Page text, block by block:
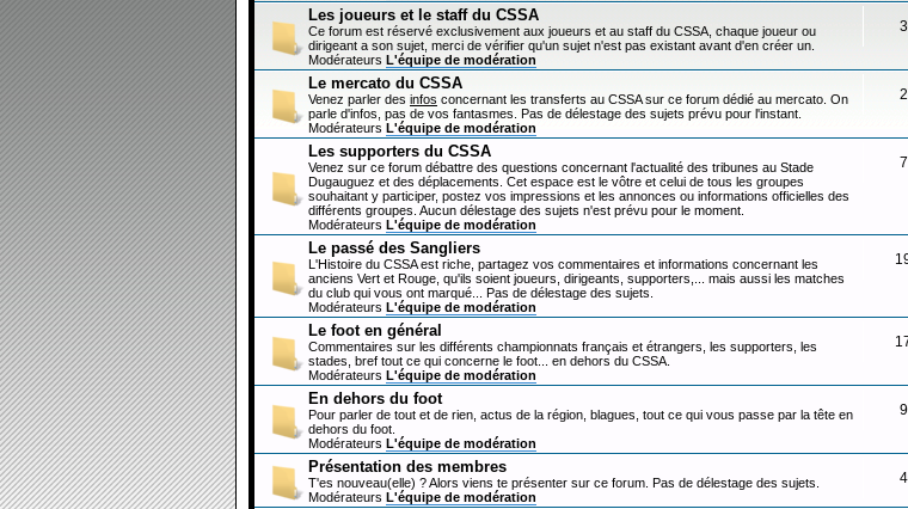
Les joueurs et le staff du CSSA
Ce forum est réservé exclusivement aux joueurs et au staff du CSSA, chaque joueur ou
dirigeant a son sujet, merci de vérifier qu'un sujet n'est pas existant avant d'en créer un.
Modérateurs L'équipe de modération
Le mercato du CSSA
Venez parler des infos concernant les transferts au CSSA sur ce forum dédié au mercato. On
parle d'infos, pas de vos fantasmes. Pas de délestage des sujets prévu pour l'instant.
Modérateurs L'équipe de modération
Les supporters du CSSA
Venez sur ce forum débattre des questions concernant l'actualité des tribunes au Stade
Dugauguez et des déplacements. Cet espace est le vôtre et celui de tous les groupes
souhaitant y participer, postez vos impressions et les annonces ou informations officielles des
différents groupes. Aucun délestage des sujets n'est prévu pour le moment.
Modérateurs L'équipe de modération
Le passé des Sangliers
L'Histoire du CSSA est riche, partagez vos commentaires et informations concernant les
anciens Vert et Rouge, qu'ils soient joueurs, dirigeants, supporters,... mais aussi les matches
du club qui vous ont marqué... Pas de délestage des sujets.
Modérateurs L'équipe de modération
Le foot en général
Commentaires sur les différents championnats français et étrangers, les supporters, les
stades, bref tout ce qui concerne le foot... en dehors du CSSA.
Modérateurs L'équipe de modération
En dehors du foot
Pour parler de tout et de rien, actus de la région, blagues, tout ce qui vous passe par la tête en
dehors du foot.
Modérateurs L'équipe de modération
Présentation des membres
T'es nouveau(elle) ? Alors viens te présenter sur ce forum. Pas de délestage des sujets.
Modérateurs L'équipe de modération